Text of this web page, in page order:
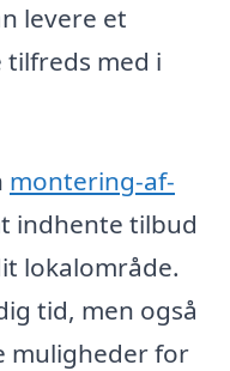
levere et
med i
montering-af-
indhente tilbud
lokalområde.
tid, men også
muligheder for